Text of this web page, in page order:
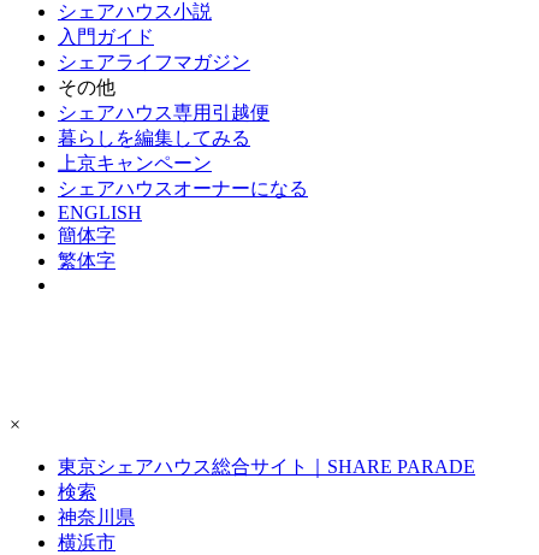
シェアハウス小説
入門ガイド
シェアライフマガジン
その他
シェアハウス専用引越便
暮らしを編集してみる
上京キャンペーン
シェアハウスオーナーになる
ENGLISH
簡体字
繁体字
×
東京シェアハウス総合サイト｜SHARE PARADE
検索
神奈川県
横浜市